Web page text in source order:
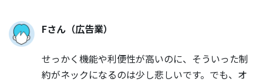
Fさん（広告業）
せっかく機能や利便性が高いのに、そういった制
約がネックになるのは少し悲しいです。でも、オ